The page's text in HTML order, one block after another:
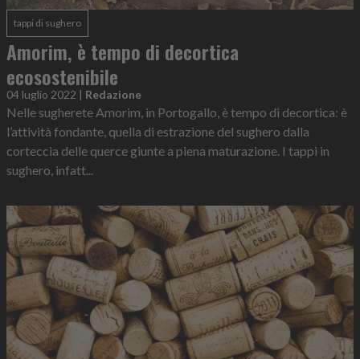
tappi di sughero
Amorim, è tempo di decortica
ecosostenibile
04 luglio 2022 | Redazione
Nelle sugherete Amorim, in Portogallo, è tempo di decortica: è
l’attività fondante, quella di estrazione del sughero dalla
corteccia delle querce giunte a piena maturazione. I tappi in
sughero, infatt...